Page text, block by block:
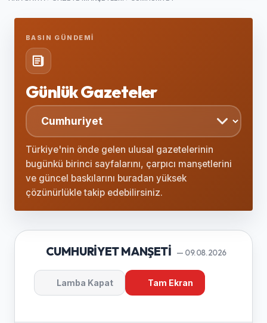
BASIN GÜNDEMI
Günlük Gazeteler
Türkiye'nin önde gelen ulusal gazetelerinin
bugünkü birinci sayfalarını, çarpıcı manşetlerini
ve güncel baskılarını buradan yüksek
çözünürlükle takip edebilirsiniz.
CUMHURIYET MANŞETI — 09.08.2026
Lamba Kapat Tam Ekran